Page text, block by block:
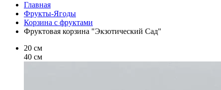
Главная
Фрукты-Ягоды
Корзина с фруктами
Фруктовая корзина "Экзотический Сад"
20 см
40 см